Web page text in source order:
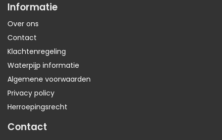
Informatie
Over ons
Contact
Klachtenregeling
Waterpijp informatie
Algemene voorwaarden
Privacy policy
Herroepingsrecht
Contact